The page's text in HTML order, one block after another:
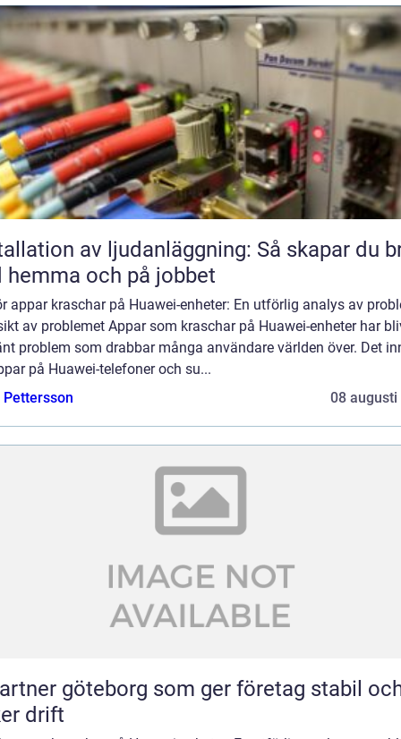
av ljudanläggning: Så skapar du
hemma och på jobbet
appar kraschar på Huawei-enheter: En utförlig analys av
av problemet Appar som kraschar på Huawei-enheter har
problem som drabbar många användare världen över. Det
på Huawei-telefoner och su...
08 augusti
göteborg som ger företag stabil
drift